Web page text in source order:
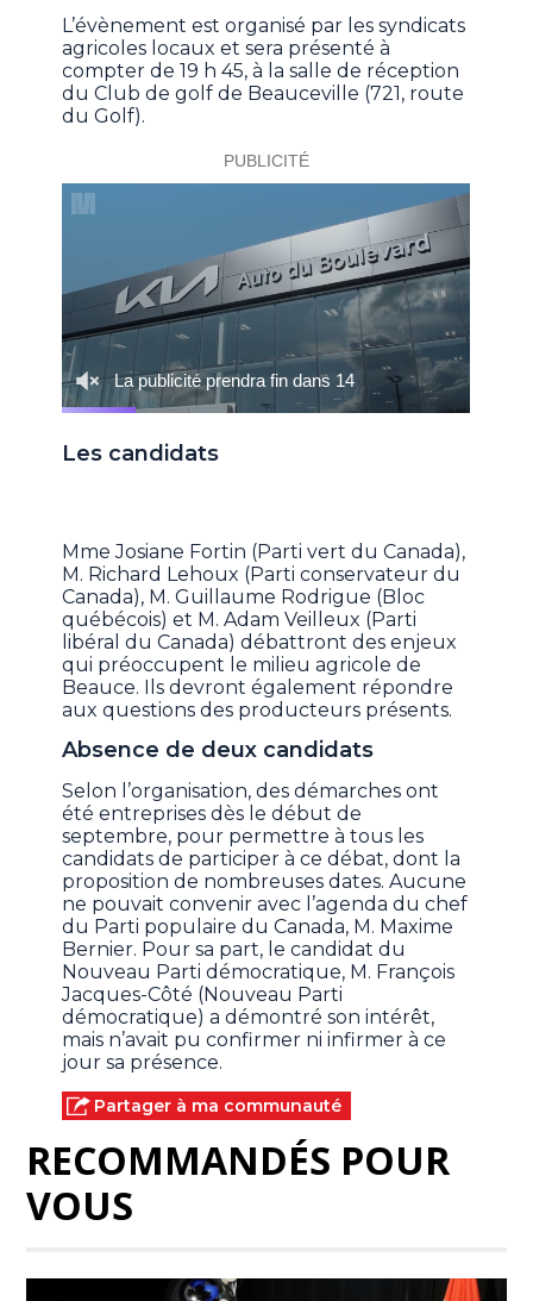
L’évènement est organisé par les syndicats
agricoles locaux et sera présenté à
compter de 19 h 45, à la salle de réception
du Club de golf de Beauceville (721, route
du Golf).
Les candidats
Mme Josiane Fortin (Parti vert du Canada),
M. Richard Lehoux (Parti conservateur du
Canada), M. Guillaume Rodrigue (Bloc
québécois) et M. Adam Veilleux (Parti
libéral du Canada) débattront des enjeux
qui préoccupent le milieu agricole de
Beauce. Ils devront également répondre
aux questions des producteurs présents.
Absence de deux candidats
Selon l’organisation, des démarches ont
été entreprises dès le début de
septembre, pour permettre à tous les
candidats de participer à ce débat, dont la
proposition de nombreuses dates. Aucune
ne pouvait convenir avec l’agenda du chef
du Parti populaire du Canada, M. Maxime
Bernier. Pour sa part, le candidat du
Nouveau Parti démocratique, M. François
Jacques-Côté (Nouveau Parti
démocratique) a démontré son intérêt,
mais n’avait pu confirmer ni infirmer à ce
jour sa présence.
Partager à ma communauté
RECOMMANDÉS POUR
VOUS